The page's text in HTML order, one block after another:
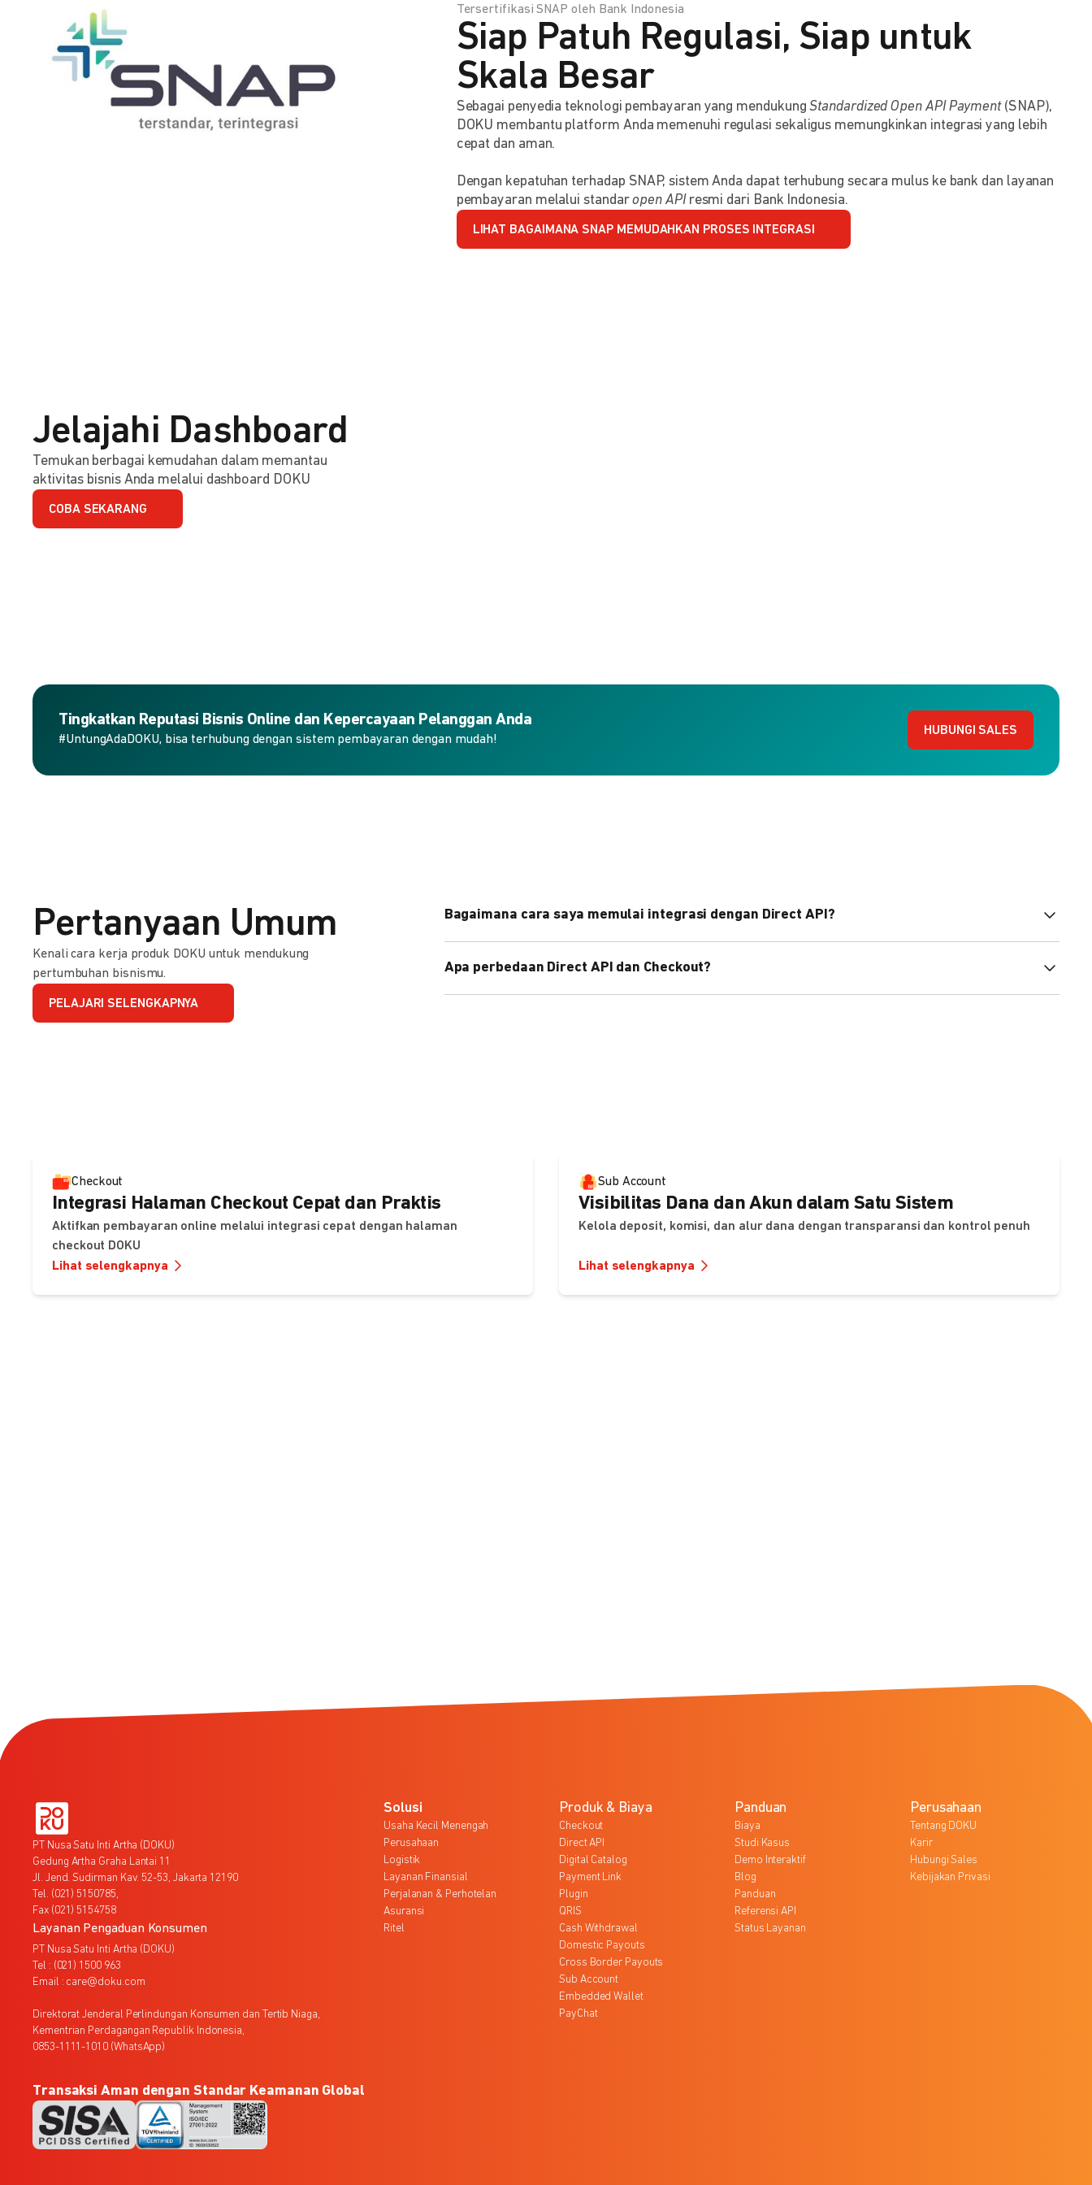
Tersertifikasi SNAP oleh Bank Indonesia
Siap Patuh Regulasi, Siap untuk
Skala Besar
Sebagai penyedia teknologi pembayaran yang mendukungStandardized Open API Payment(SNAP),
DOKU membantu platform Anda memenuhi regulasi sekaligus memungkinkan integrasi yang lebih
cepat dan aman.
Dengan kepatuhan terhadap SNAP, sistem Anda dapat terhubung secara mulus ke bank dan layanan
pembayaran melalui standaropen APIresmi dari Bank Indonesia.
LIHAT BAGAIMANA SNAP MEMUDAHKAN PROSES INTEGRASI
Jelajahi Dashboard
Temukan berbagai kemudahan dalam memantau
aktivitas bisnis Anda melalui dashboard DOKU
COBA SEKARANG
Tingkatkan Reputasi Bisnis Online dan Kepercayaan Pelanggan Anda
#UntungAdaDOKU, bisa terhubung dengan sistem pembayaran dengan mudah!
HUBUNGI SALES
Pertanyaan Umum
Kenali cara kerja produk DOKU untuk mendukung
pertumbuhan bisnismu.
PELAJARI SELENGKAPNYA
Bagaimana cara saya memulai integrasi dengan Direct API?
Pelajari selengkapnyadi sini.
Apa perbedaan Direct API dan Checkout?
Checkout
Integrasi Halaman Checkout Cepat dan Praktis
Aktifkan pembayaran online melalui integrasi cepat dengan halaman
checkout DOKU
Lihat selengkapnya
Sub Account
Visibilitas Dana dan Akun dalam Satu Sistem
Kelola deposit, komisi, dan alur dana dengan transparansi dan kontrol penuh
Lihat selengkapnya
PT Nusa Satu Inti Artha (DOKU)
Gedung Artha Graha Lantai 11
Jl. Jend. Sudirman Kav. 52-53, Jakarta 12190
Tel. (021) 5150785,
Fax (021) 5154758
Layanan Pengaduan Konsumen
PT Nusa Satu Inti Artha (DOKU)
Tel : (021) 1500 963
Email : care@doku.com
Direktorat Jenderal Perlindungan Konsumen dan Tertib Niaga,
Kementrian Perdagangan Republik Indonesia,
0853-1111-1010 (WhatsApp)
Solusi
Usaha Kecil Menengah
Perusahaan
Logistik
Layanan Finansial
Perjalanan & Perhotelan
Asuransi
Ritel
Produk & Biaya
Checkout
Direct API
Digital Catalog
Payment Link
Plugin
QRIS
Cash Withdrawal
Domestic Payouts
Cross Border Payouts
Sub Account
Embedded Wallet
PayChat
Panduan
Biaya
Studi Kasus
Demo Interaktif
Blog
Panduan
Referensi API
Status Layanan
Perusahaan
Tentang DOKU
Karir
Hubungi Sales
Kebijakan Privasi
Transaksi Aman dengan Standar Keamanan Global